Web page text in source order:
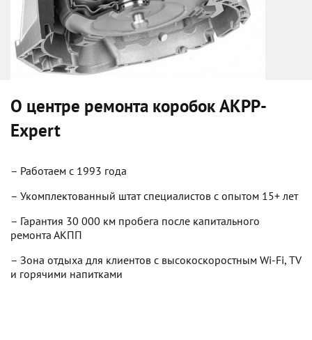
О центре ремонта коробокAKPP-
Expert
– Работаем с 1993 года
– Укомплектованный штат специалистов с опытом 15+ лет
– Гарантия 30 000 км пробега после капитального
ремонта АКПП
– Зона отдыха для клиентов с высокоскоростным Wi-Fi, TV
и горячими напитками